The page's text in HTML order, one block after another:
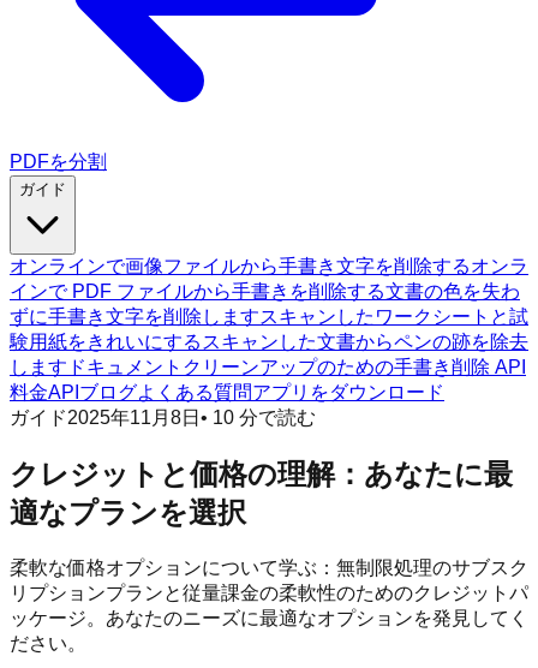
PDFを分割
ガイド
オンラインで画像ファイルから手書き文字を削除するオンラ
インで PDF ファイルから手書きを削除する文書の色を失わ
ずに手書き文字を削除しますスキャンしたワークシートと試
験用紙をきれいにする スキャンした文書からペンの跡を除去
します ドキュメントクリーンアップのための手書き削除 API
料金API ブログよくある質問アプリをダウンロード
ガイド2025年11月8日 • 10 分で読む
クレジットと価格の理解：あなたに最
適なプランを選択
柔軟な価格オプションについて学ぶ：無制限処理のサブスク
リプションプランと従量課金の柔軟性のためのクレジットパ
ッケージ。あなたのニーズに最適なオプションを発見してく
ださい。